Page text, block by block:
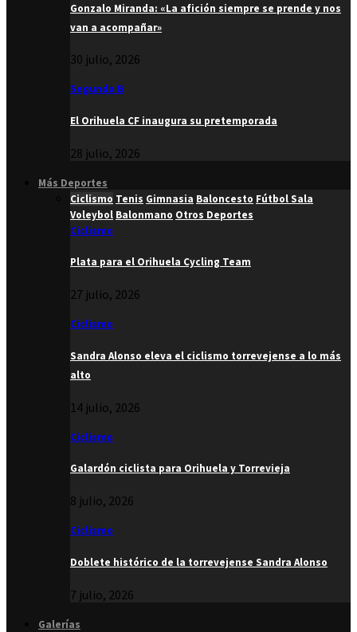
Gonzalo Miranda: «La afición siempre se prende y nos
van a acompañar»
30 julio, 2026
Segunda B
El Orihuela CF inaugura su pretemporada
28 julio, 2026
Más Deportes
Ciclismo Tenis Gimnasia Baloncesto Fútbol Sala
Voleybol Balonmano Otros Deportes
Ciclismo
Plata para el Orihuela Cycling Team
27 julio, 2026
Ciclismo
Sandra Alonso eleva el ciclismo torrevejense a lo más
alto
14 julio, 2026
Ciclismo
Galardón ciclista para Orihuela y Torrevieja
8 julio, 2026
Ciclismo
Doblete histórico de la torrevejense Sandra Alonso
7 julio, 2026
Galerías